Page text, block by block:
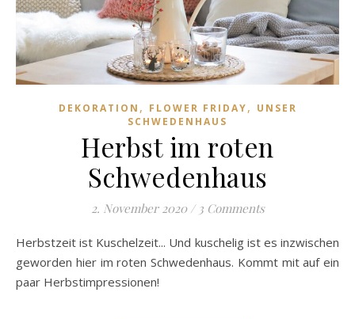
DEKORATION , FLOWER FRIDAY, UNSER
SCHWEDENHAUS
Herbst im roten
Schwedenhaus
2. November 2020 / 3 Comments
Herbstzeit ist Kuschelzeit... Und kuschelig ist es inzwischen
geworden hier im roten Schwedenhaus. Kommt mit auf ein
paar Herbstimpressionen!